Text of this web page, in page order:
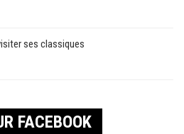
ses classiques
FACEBOOK